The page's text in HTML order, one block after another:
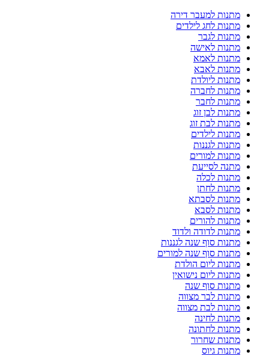
מתנות למעבר דירה
מתנות לחג לילדים
מתנות לגבר
מתנות לאישה
מתנות לאמא
מתנות לאבא
מתנות ליולדת
מתנות לחברה
מתנות לחבר
מתנות לבן זוג
מתנות לבת זוג
מתנות לילדים
מתנות לגננות
מתנות למורים
מתנה לסייעת
מתנות לכלה
מתנות לחתן
מתנות לסבתא
מתנות לסבא
מתנות להורים
מתנות לדודה ולדוד
מתנות סוף שנה לגננות
מתנות סוף שנה למורים
מתנות ליום הולדת
מתנות ליום נישואין
מתנות סוף שנה
מתנות לבר מצווה
מתנות לבת מצווה
מתנות לחינה
מתנות לחתונה
מתנות שחרור
מתנות גיוס